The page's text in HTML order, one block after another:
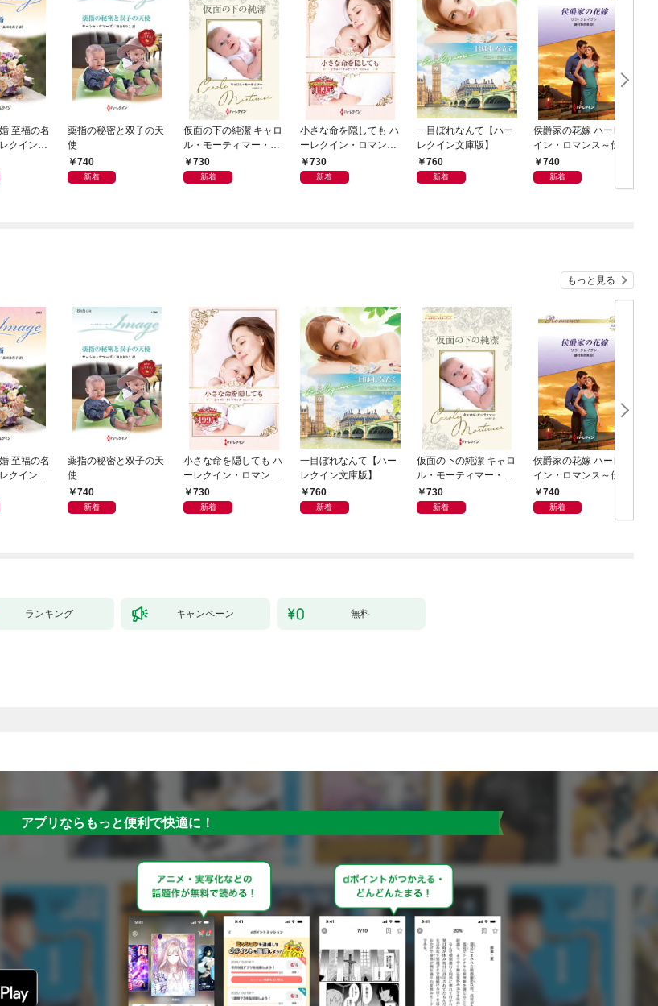
至福の名
クイン・
】
薬指の秘密と双子の天
使
740
新着
仮面の下の純潔 キャロ
ル・モーティマー・コ
レクション【ハーレク
イン・マスターピース
730
新着
小さな命を隠しても ハ
ーレクイン・ロマン
ス・タイムマシン
730
新着
一目ぼれなんて【ハー
レクイン文庫版】
760
新着
侯爵家の花嫁 ハーレク
イン・ロマンス～伝説
の名作選～【ハーレク
イン・ロマンス版】
740
新着
もっと見る
至福の名
クイン・
】
薬指の秘密と双子の天
使
740
新着
小さな命を隠しても ハ
ーレクイン・ロマン
ス・タイムマシン
730
新着
一目ぼれなんて【ハー
レクイン文庫版】
760
新着
仮面の下の純潔 キャロ
ル・モーティマー・コ
レクション【ハーレク
イン・マスターピース
730
新着
侯爵家の花嫁 ハーレク
イン・ロマンス～伝説
の名作選～【ハーレク
イン・ロマンス版】
740
新着
ランキング キャンペーン 無料
アプリならもっと便利で快適に！